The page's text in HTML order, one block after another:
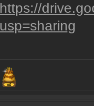
https://
usp=sharing